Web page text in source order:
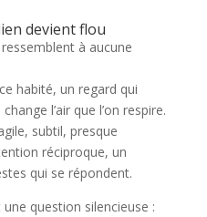
devient flou
à aucune
habité, un regard qui
l’air que l’on respire.
subtil, presque
réciproque, un
qui se répondent.
question silencieuse :